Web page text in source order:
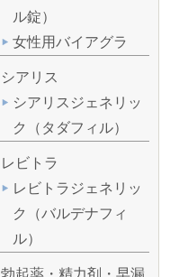
ル錠）
女性用バイアグラ
シアリス
シアリスジェネリッ
ク（タダフィル）
レビトラ
レビトラジェネリッ
ク（バルデナフィ
ル）
勃起薬・精力剤・早漏